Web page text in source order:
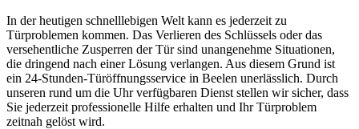
In der heutigen schnelllebigen Welt kann es jederzeit zu
Türproblemen kommen.​ Das Verlieren des Schlüssels oder das
versehentliche Zusperren der Tür sind unangenehme Situationen,
die dringend nach einer Lösung verlangen.​ Aus diesem Grund ist
ein 24-Stunden-Türöffnungsservice in Beelen unerlässlich. Durch
unseren rund um die Uhr verfügbaren Dienst stellen wir sicher, dass
Sie jederzeit professionelle Hilfe erhalten und Ihr Türproblem
zeitnah gelöst wird.​